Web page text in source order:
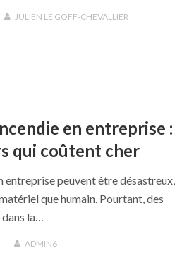
JULIEN LE GOFF-CHEVALLIER
en entreprise :
qui coûtent cher
entreprise peuvent être désastreux,
que humain. Pourtant, des
la…
ADMIN6